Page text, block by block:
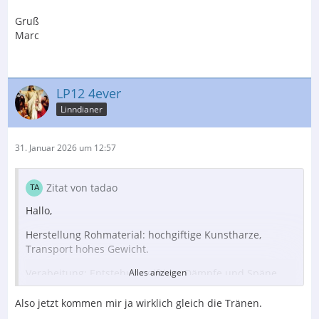
Gruß
Marc
LP12 4ever
Linndianer
31. Januar 2026 um 12:57
Zitat von tadao
Hallo,
Herstellung Rohmaterial: hochgiftige Kunstharze,
Transport hohes Gewicht.
Verabeitung: Entstehung giftiger Dämpfe und Späne
(Sondermüll).
Wenn die Zarge aus einer Vollplatte hergestellt wird
Alles anzeigen
Also jetzt kommen mir ja wirklich gleich die Tränen.